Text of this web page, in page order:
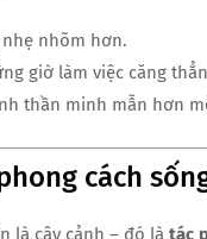
nhõm hơn.
giờ làm việc căng
thần minh mẫn hơn
cách
là cây cảnh – đó là tác